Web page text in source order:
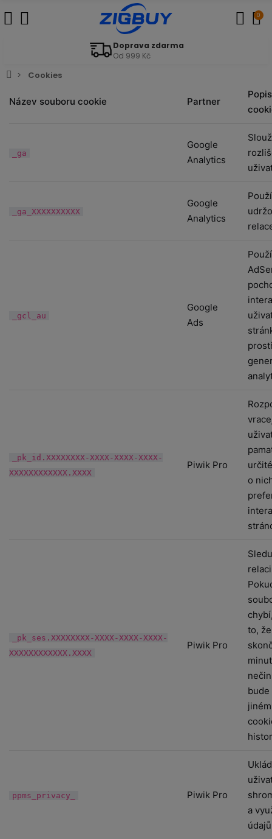
0
Doprava zdarma
Od 999 Kč
Cookies
Název souboru cookie Partner
_ga
Google
Analytics
_ga_XXXXXXXXXX
Google
Analytics
_gcl_au
Google
Ads
_pk_id.XXXXXXXX-XXXX-XXXX-XXXX-
XXXXXXXXXXXX.XXXX
Piwik Pro
o
_pk_ses.XXXXXXXX-XXXX-XXXX-XXXX-
XXXXXXXXXXXX.XXXX
Piwik Pro
to,
bude
ppms_privacy_ Piwik Pro
a